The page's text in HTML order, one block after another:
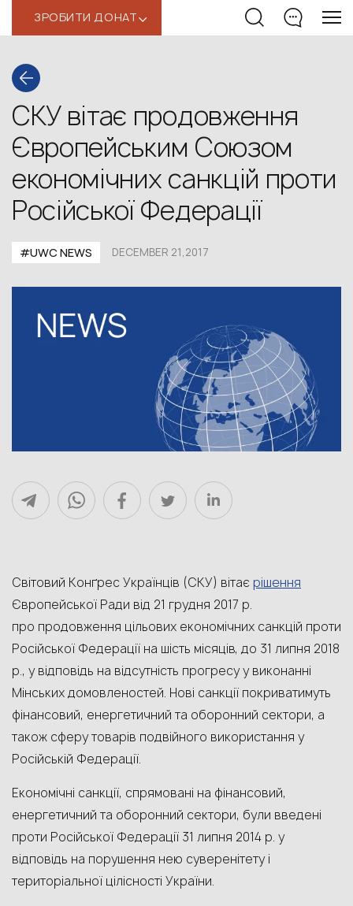
ЗРОБИТИ ДОНАТ‹
СКУ вітає продовження
Європейським Союзом
економічних санкцій проти
Російської Федерації
#UWC NEWS DECEMBER 21,2017
Світовий Конґрес Українців (СКУ) вітає рішення
Європейської Ради від 21 грудня 2017 р.
про продовження цільових економічних санкцій проти
Російської Федерації на шість місяців, до 31 липня 2018
р., у відповідь на відсутність прогресу у виконанні
Мінських домовленостей. Нові санкції покриватимуть
фінансовий, енергетичний та оборонний сектори, а
також сферу товарів подвійного використання у
Російській Федерації.
Економічні санкції, спрямовані на фінансовий,
енергетичний та оборонний сектори, були введені
проти Російської Федерації 31 липня 2014 р. у
відповідь на порушення нею суверенітету і
територіальної цілісності України.